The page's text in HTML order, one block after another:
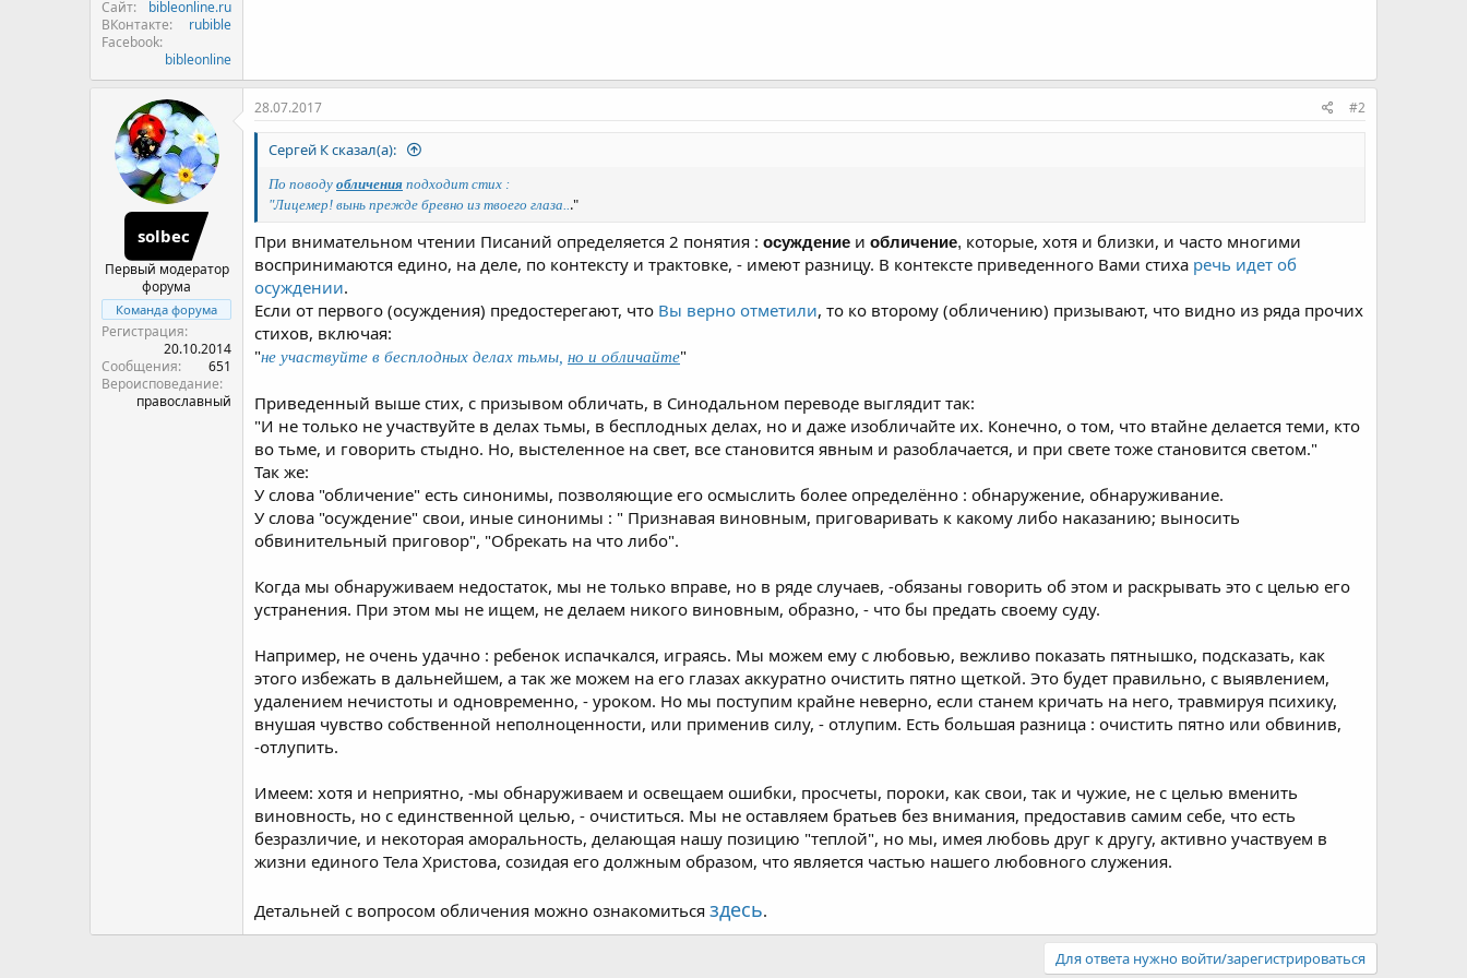
Сайт
bibleonline.ru
ВКонтакте
rubible
Facebook
bibleonline
solbec
Первый модератор
форума
Команда форума
Регистрация
20.10.2014
Сообщения
651
Вероисповедание
православный
28.07.2017 #2
Сергей К сказал(а):
По поводу обличения подходит стих :
"Лицемер! вынь прежде бревно из твоего глаза.. ."
При внимательном чтении Писаний определяется 2 понятия : осуждение и обличение, которые, хотя и близки, и часто многими
воспринимаются едино, на деле, по контексту и трактовке, - имеют разницу. В контексте приведенного Вами стиха речь идет об
осуждении.
Если от первого (осуждения) предостерегают, что Вы верно отметили, то ко второму (обличению) призывают, что видно из ряда прочих
стихов, включая:
"не участвуйте в бесплодных делах тьмы, но и обличайте"
Приведенный выше стих, с призывом обличать, в Синодальном переводе выглядит так:
"И не только не участвуйте в делах тьмы, в бесплодных делах, но и даже изобличайте их. Конечно, о том, что втайне делается теми, кто
во тьме, и говорить стыдно. Но, выстеленное на свет, все становится явным и разоблачается, и при свете тоже становится светом."
Так же:
У слова "обличение" есть синонимы, позволяющие его осмыслить более определённо : обнаружение, обнаруживание.
У слова "осуждение" свои, иные синонимы : " Признавая виновным, приговаривать к какому либо наказанию; выносить
обвинительный приговор", "Обрекать на что либо".
Когда мы обнаруживаем недостаток, мы не только вправе, но в ряде случаев, -обязаны говорить об этом и раскрывать это с целью его
устранения. При этом мы не ищем, не делаем никого виновным, образно, - что бы предать своему суду.
Например, не очень удачно : ребенок испачкался, играясь. Мы можем ему с любовью, вежливо показать пятнышко, подсказать, как
этого избежать в дальнейшем, а так же можем на его глазах аккуратно очистить пятно щеткой. Это будет правильно, с выявлением,
удалением нечистоты и одновременно, - уроком. Но мы поступим крайне неверно, если станем кричать на него, травмируя психику,
внушая чувство собственной неполноценности, или применив силу, - отлупим. Есть большая разница : очистить пятно или обвинив,
-отлупить.
Имеем: хотя и неприятно, -мы обнаруживаем и освещаем ошибки, просчеты, пороки, как свои, так и чужие, не с целью вменить
виновность, но с единственной целью, - очиститься. Мы не оставляем братьев без внимания, предоставив самим себе, что есть
безразличие, и некоторая аморальность, делающая нашу позицию "теплой", но мы, имея любовь друг к другу, активно участвуем в
жизни единого Тела Христова, созидая его должным образом, что является частью нашего любовного служения.
Детальней с вопросом обличения можно ознакомиться здесь.
Для ответа нужно войти/зарегистрироваться